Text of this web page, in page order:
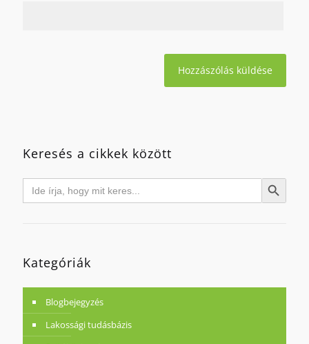
Keresés a cikkek között
Search
for: Search Button
Kategóriák
Blogbejegyzés
Lakossági tudásbázis